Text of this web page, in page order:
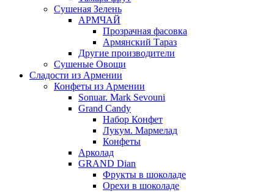
Сушеная Зелень
АРМЧАЙ
Прозрачная фасовка
Армянский Тараз
Другие производители
Сушеные Овощи
Сладости из Армении
Конфеты из Армении
Sonuar. Mark Sevouni
Grand Candy
Набор Конфет
Лукум. Мармелад
Конфеты
Арколад
GRAND Dian
Фрукты в шоколаде
Орехи в шоколаде